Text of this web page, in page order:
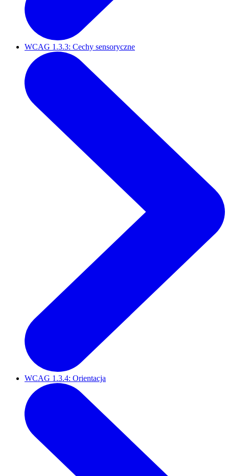
WCAG 1.3.3: Cechy sensoryczne
WCAG 1.3.4: Orientacja